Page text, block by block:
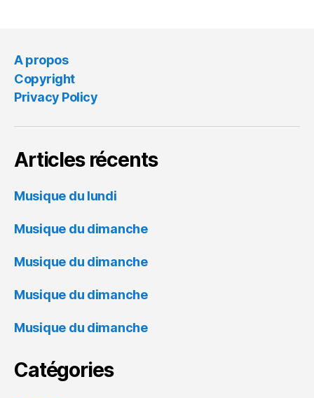
A propos
Copyright
Privacy Policy
Articles récents
Musique du lundi
Musique du dimanche
Musique du dimanche
Musique du dimanche
Musique du dimanche
Catégories